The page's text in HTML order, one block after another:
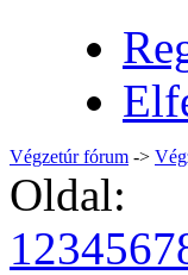
Végzetúr fórum ->
Oldal:
1234567